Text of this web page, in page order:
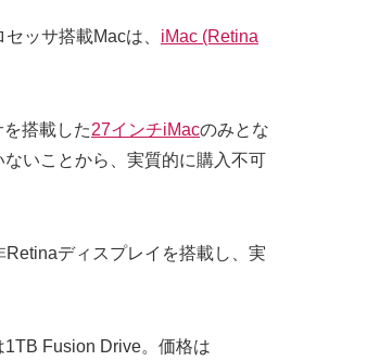
ッサ搭載Macは、 iMac (Retina
搭載した27インチiMacのみとな
いことから、実質的に購入不可
ディスプレイを搭載し、実
Fusion Drive。価格は